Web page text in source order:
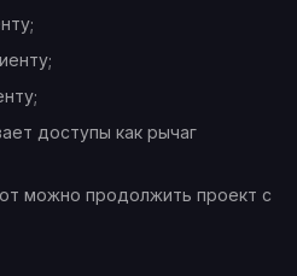
доступы как рычаг
можно продолжить проект с